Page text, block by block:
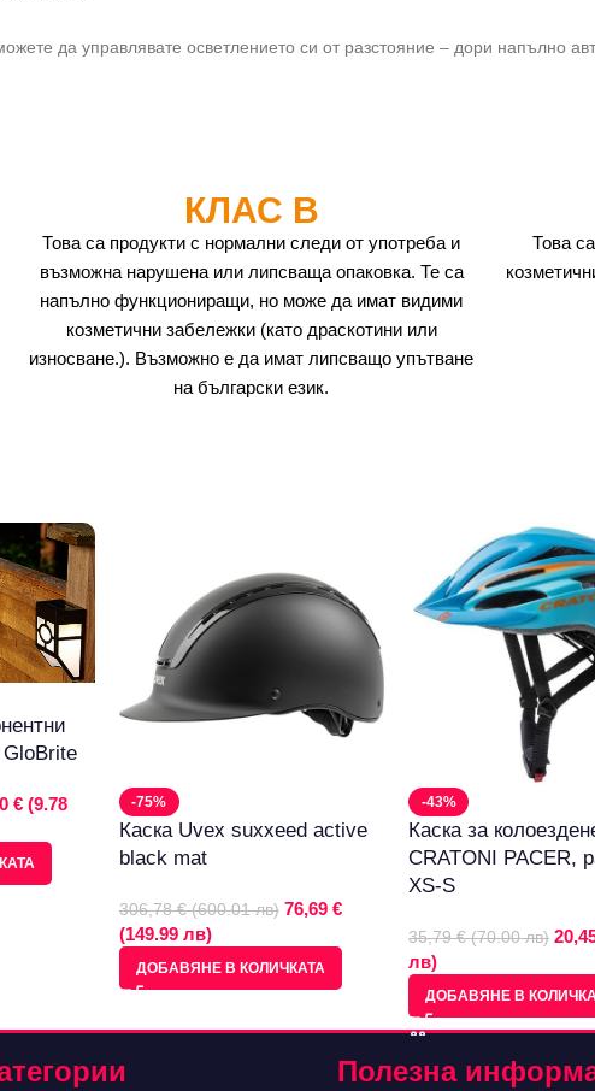
да управлявате осветлението си от разстояние – дори напълно
КЛАС B
Това са продукти с нормални следи от употреба и
възможна нарушена или липсваща опаковка. Те са
напълно функциониращи, но може да имат видими
козметични забележки (като драскотини или
износване.). Възможно е да имат липсващо упътване
на български език.
Това
GloBrite
€ (9.78
-75%
Каска Uvex suxxeed active
black mat
306,78 € (600.01 лв) 76,69 €
(149.99 лв)
ДОБАВЯНЕ В КОЛИЧКАТА
-43%
Каска за
CRATONI PACER,
XS-S
35,79 € (70.00 лв)
лв)
ДОБАВЯНЕ В
Полезна